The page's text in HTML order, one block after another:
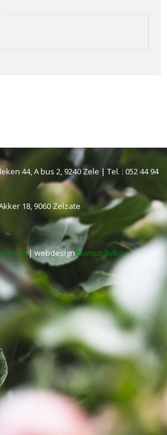
44, A bus 2, 9240 Zele | Tel. : 052 44 94
18, 9060 Zelzate
| webdesignNonius bvba